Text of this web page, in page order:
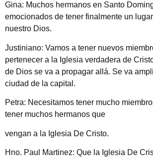
Gina: Muchos hermanos en Santo
emocionados de tener finalmente un
nuestro Dios.
Justiniano: Vamos a tener nuevos
pertenecer a la Iglesia verdadera de
de Dios se va a propagar allá. Se va
ciudad de la capital.
Petra: Necesitamos tener mucho
tener muchos hermanos que
vengan a la Iglesia De Cristo.
Hno. Paul Martinez: Que la Iglesia De